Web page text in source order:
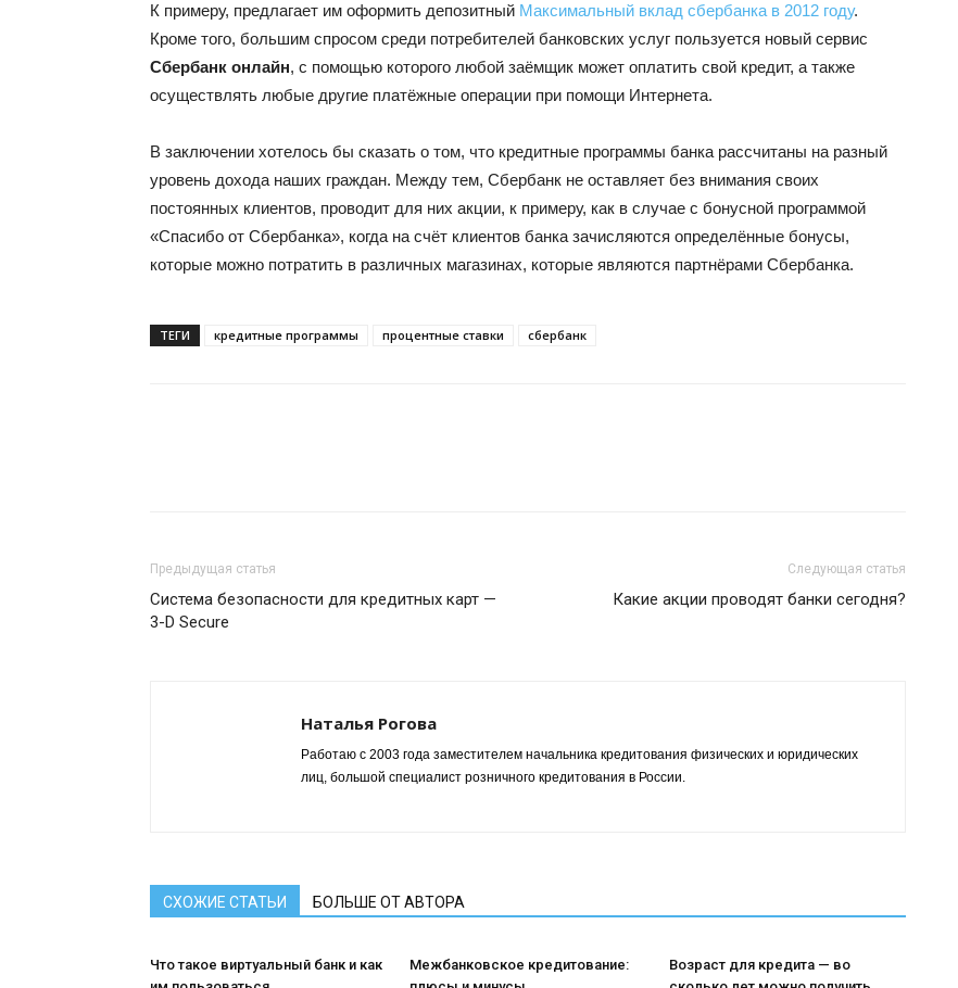
К примеру, предлагает им оформить депозитный Максимальный вклад сбербанка в 2012 году.
Кроме того, большим спросом среди потребителей банковских услуг пользуется новый сервис
Сбербанк онлайн, с помощью которого любой заёмщик может оплатить свой кредит, а также
осуществлять любые другие платёжные операции при помощи Интернета.
В заключении хотелось бы сказать о том, что кредитные программы банка рассчитаны на разный
уровень дохода наших граждан. Между тем, Сбербанк не оставляет без внимания своих
постоянных клиентов, проводит для них акции, к примеру, как в случае с бонусной программой
«Спасибо от Сбербанка», когда на счёт клиентов банка зачисляются определённые бонусы,
которые можно потратить в различных магазинах, которые являются партнёрами Сбербанка.
ТЕГИ кредитные программы процентные ставки сбербанк
Предыдущая статья
Система безопасности для кредитных карт —
3-D Secure
Следующая статья
Какие акции проводят банки сегодня?
Наталья Рогова
Работаю с 2003 года заместителем начальника кредитования физических и юридических
лиц, большой специалист розничного кредитования в России.
СХОЖИЕ СТАТЬИ БОЛЬШЕ ОТ АВТОРА
Что такое виртуальный банк и как
Межбанковское кредитование:
Возраст для кредита — во